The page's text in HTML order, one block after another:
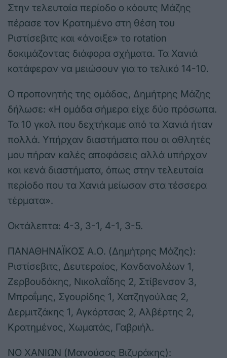
Στην τελευταία περίοδο ο κόουτς Μάζης
πέρασε τον Κρατημένο στη θέση του
Ριστίσεβιτς και «άνοιξε» το rotation
δοκιμάζοντας διάφορα σχήματα. Τα Χανιά
κατάφεραν να μειώσουν για το τελικό 14-10.
Ο προπονητής της ομάδας, Δημήτρης Μάζης
δήλωσε: «Η ομάδα σήμερα είχε δύο πρόσωπα.
Τα 10 γκολ που δεχτήκαμε από τα Χανιά ήταν
πολλά. Υπήρχαν διαστήματα που οι αθλητές
μου πήραν καλές αποφάσεις αλλά υπήρχαν
και κενά διαστήματα, όπως στην τελευταία
περίοδο που τα Χανιά μείωσαν στα τέσσερα
τέρματα».
Οκτάλεπτα: 4-3, 3-1, 4-1, 3-5.
ΠΑΝΑΘΗΝΑΪΚΟΣ Α.Ο. (Δημήτρης Μάζης):
Ριστίσεβιτς, Δευτεραίος, Κανδανολέων 1,
Ζερβουδάκης, Νικολαΐδης 2, Στίβενσον 3,
Μπραΐμης, Σγουρίδης 1, Χατζηγούλας 2,
Δερμιτζάκης 1, Αγκόρτσας 2, Αλβέρτης 2,
Κρατημένος, Χωματάς, Γαβριήλ.
ΝΟ ΧΑΝΙΩΝ (Μανούσος Βιζυράκης):